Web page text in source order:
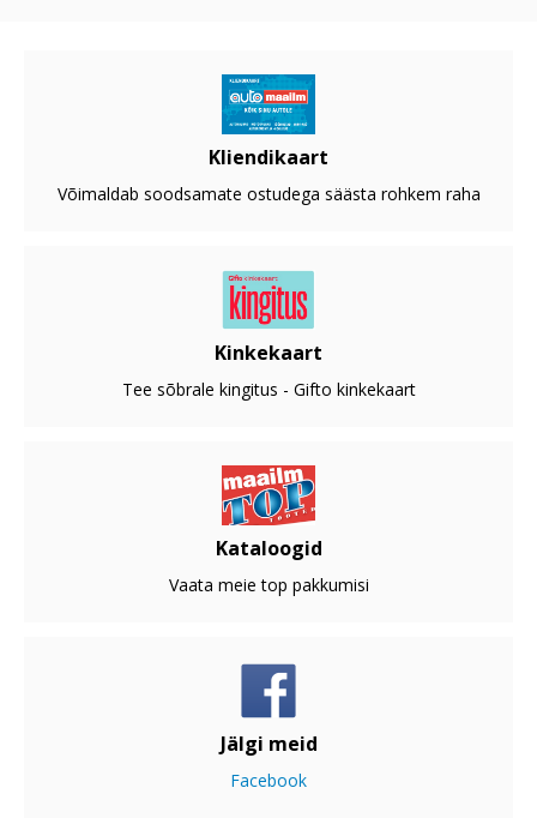
Kliendikaart
Võimaldab soodsamate ostudega säästa rohkem raha
Kinkekaart
Tee sõbrale kingitus - Gifto kinkekaart
Kataloogid
Vaata meie top pakkumisi
Jälgi meid
Facebook